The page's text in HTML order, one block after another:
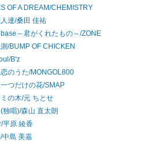
OF A DREAM/CHEMISTRY
達/桑田 佳祐
～君がくれたもの～/ZONE
/BUMP OF CHICKEN
B'z
のうた/MONGOL800
つだけの花/SMAP
の木/元 ちとせ
独唱)/森山 直太朗
平原 綾香
中島 美嘉